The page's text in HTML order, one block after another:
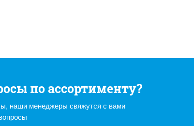
по ассортименту?
наши менеджеры свяжутся с вами